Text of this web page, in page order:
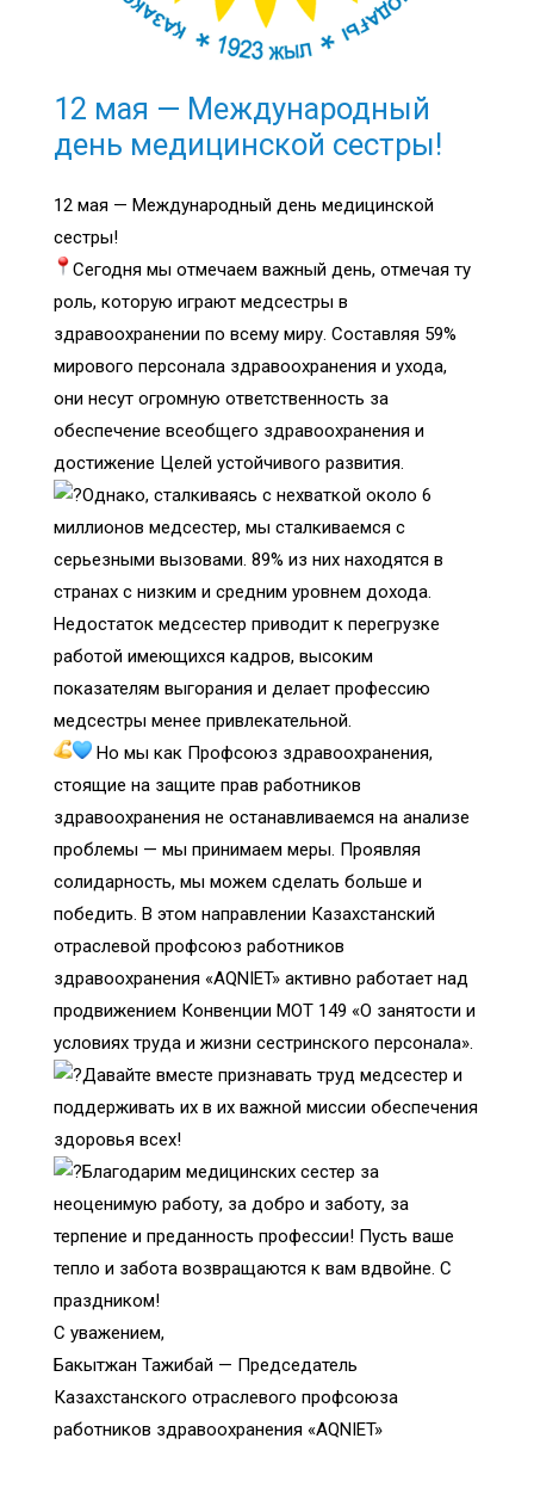
12 мая — Международный
день медицинской сестры!
12 мая — Международный день медицинской
сестры!
Сегодня мы отмечаем важный день, отмечая ту
роль, которую играют медсестры в
здравоохранении по всему миру. Составляя 59%
мирового персонала здравоохранения и ухода,
они несут огромную ответственность за
обеспечение всеобщего здравоохранения и
достижение Целей устойчивого развития.
Однако, сталкиваясь с нехваткой около 6
миллионов медсестер, мы сталкиваемся с
серьезными вызовами. 89% из них находятся в
странах с низким и средним уровнем дохода.
Недостаток медсестер приводит к перегрузке
работой имеющихся кадров, высоким
показателям выгорания и делает профессию
медсестры менее привлекательной.
Но мы как Профсоюз здравоохранения,
стоящие на защите прав работников
здравоохранения не останавливаемся на анализе
проблемы — мы принимаем меры. Проявляя
солидарность, мы можем сделать больше и
победить. В этом направлении Казахстанский
отраслевой профсоюз работников
здравоохранения «AQNIET» активно работает над
продвижением Конвенции МОТ 149 «О занятости и
условиях труда и жизни сестринского персонала».
Давайте вместе признавать труд медсестер и
поддерживать их в их важной миссии обеспечения
здоровья всех!
Благодарим медицинских сестер за
неоценимую работу, за добро и заботу, за
терпение и преданность профессии! Пусть ваше
тепло и забота возвращаются к вам вдвойне. С
праздником!
С уважением,
Бакытжан Тажибай — Председатель
Казахстанского отраслевого профсоюза
работников здравоохранения «AQNIET»